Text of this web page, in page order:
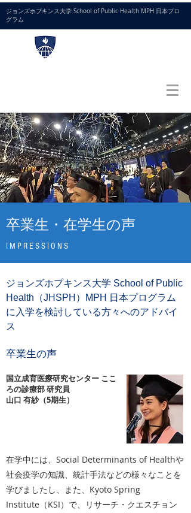
ジョンズホプキンス大学 School of Public Health MPH 日本プロ
グラム
卒業生・在学生の声
IMPRESSIONS
ジョンズホプキンス大学 School of Public
Health（JHSPH）MPH 日本プログラム
に入学を検討している方々へのアドバイ
ス
卒業生の声
国立成育医療研究センター ここ
ろの診療部 研究員
山口 有紗（5期生）
在学中には、Social Determinants of Healthや
社会疫学の知識、統計手法などの様々なことを
学びましたし、また、Kyoto Spring
Institute（KSI）で、リサーチ・クエスチョン